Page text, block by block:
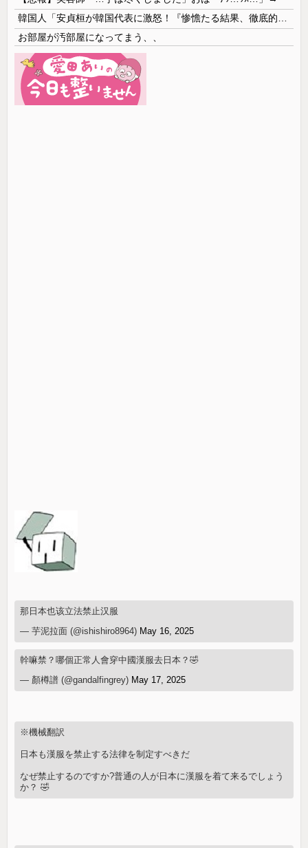
お部屋が汚部屋になってまう、、
那日本也该立法禁止汉服
— 芋泥拉面 (@ishishiro8964) May 16, 2025
幹嘛禁？哪個正常人會穿中國漢服去日本？🤣
— 顏樽譜 (@gandalfingrey) May 17, 2025
※機械翻訳
日本も漢服を禁止する法律を制定すべきだ
なぜ禁止するのですか?普通の人が日本に漢服を着て来るでしょう
か？ 🤣